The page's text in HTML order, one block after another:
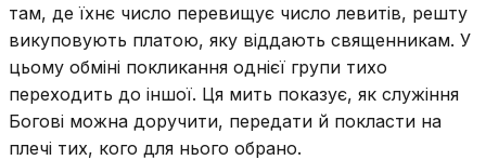
там, де їхнє число перевищує число левитів, решту
викуповують платою, яку віддають священникам. У
цьому обміні покликання однієї групи тихо
переходить до іншої. Ця мить показує, як служіння
Богові можна доручити, передати й покласти на
плечі тих, кого для нього обрано.